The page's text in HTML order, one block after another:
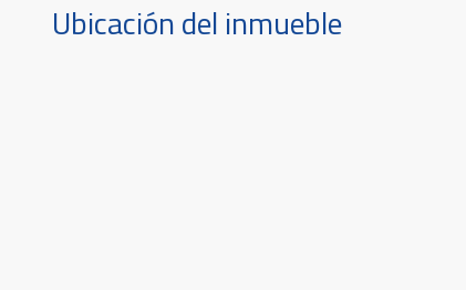
Ubicación del inmueble